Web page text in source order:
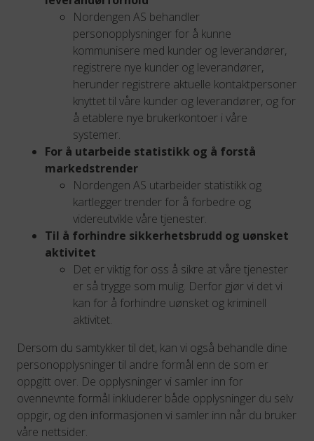
Nordengen AS behandler
personopplysninger for å kunne
kommunisere med kunder og leverandører,
registrere nye kunder og leverandører,
herunder registrere aktuelle kontaktpersoner
knyttet til våre kunder og leverandører, og for
å etablere nye brukerkontoer i våre
systemer.
For å utarbeide statistikk og å forstå
markedstrender
Nordengen AS utarbeider statistikk og
kartlegger trender for å forbedre og
videreutvikle våre tjenester.
Til å forhindre sikkerhetsbrudd og uønsket
aktivitet
Det er viktig for oss å sikre at våre tjenester
er så trygge som mulig. Derfor gjør vi det vi
kan for å forhindre uønsket og kriminell
aktivitet.
Dersom du samtykker til det, kan vi også behandle dine
personopplysninger til andre formål enn de som er
oppgitt over. De opplysninger vi samler inn for
ovennevnte formål inkluderer både opplysninger du selv
oppgir, og den informasjonen vi samler inn når du bruker
våre nettsider.